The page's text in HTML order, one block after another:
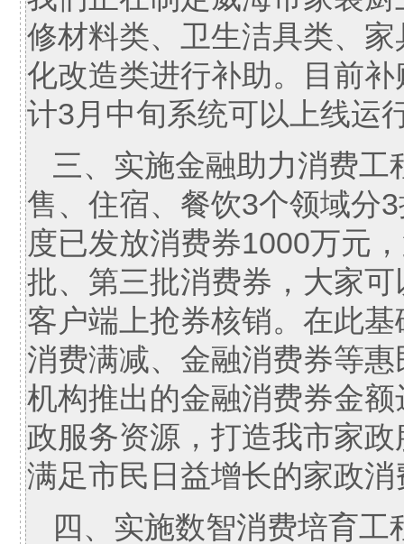
修材料类、卫生洁具类、
化改造类进行补助。目前
计3月中旬系统可以上线运
三、实施金融助力消费
售、住宿、餐饮3个领域分
度已发放消费券1000万元
批、第三批消费券，大家可
客户端上抢券核销。在此
消费满减、金融消费券等
机构推出的金融消费券金
政服务资源，打造我市家
满足市民日益增长的家政
四、实施数智消费培育